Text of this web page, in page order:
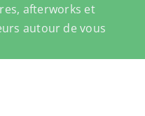
afterworks et
autour de vous